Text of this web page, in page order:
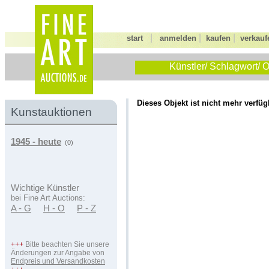
start anmelden kaufen
Künstler/ Schlagwort/
Kunstauktionen
1945 - heute (0)
Wichtige Künstler
bei Fine Art Auctions:
A - G H - O P - Z
+++ Bitte beachten Sie unsere
Änderungen zur Angabe von
Endpreis und Versandkosten
Dieses Objekt ist nicht mehr